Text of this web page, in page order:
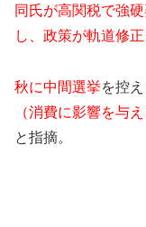
同氏が高関税で強
し、政策が軌道修
秋に中間選挙を控
（消費に影響を与
と指摘。